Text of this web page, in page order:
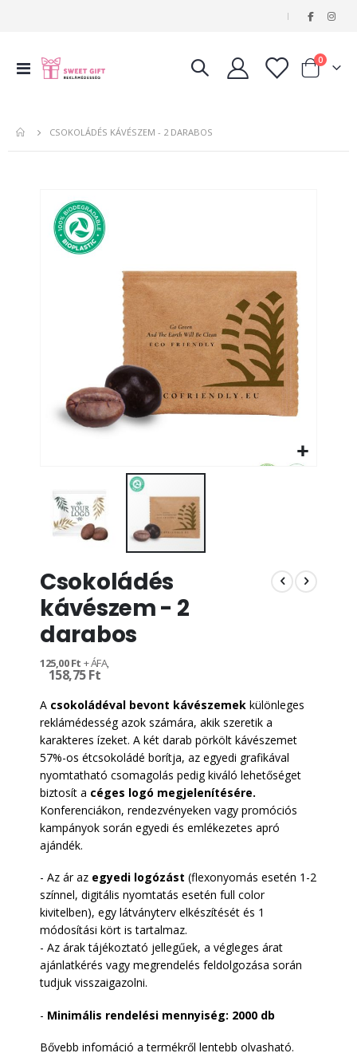
|
Navigáció
váltása
Kosár
0tételeket
CSOKOLÁDÉS KÁVÉSZEM - 2 DARABOS
képgaléria
végére
a
képgaléria
elejére
Csokoládés
kávészem - 2
darabos
158,75 Ft
125,00 Ft
A csokoládéval bevont kávészemek különleges
reklámédesség azok számára, akik szeretik a
karakteres ízeket. A két darab pörkölt kávészemet
57%-os étcsokoládé borítja, az egyedi grafikával
nyomtatható csomagolás pedig kiváló lehetőséget
biztosít a céges logó megjelenítésére.
Konferenciákon, rendezvényeken vagy promóciós
kampányok során egyedi és emlékezetes apró
ajándék.
- Az ár az egyedi logózást (flexonyomás esetén 1-2
színnel, digitális nyomtatás esetén full color
kivitelben), egy látványterv elkészítését és 1
módosítási kört is tartalmaz.
- Az árak tájékoztató jellegűek, a végleges árat
ajánlatkérés vagy megrendelés feldolgozása során
tudjuk visszaigazolni.
- Minimális rendelési mennyiség: 2000 db
Bővebb infomáció a termékről lentebb olvasható.